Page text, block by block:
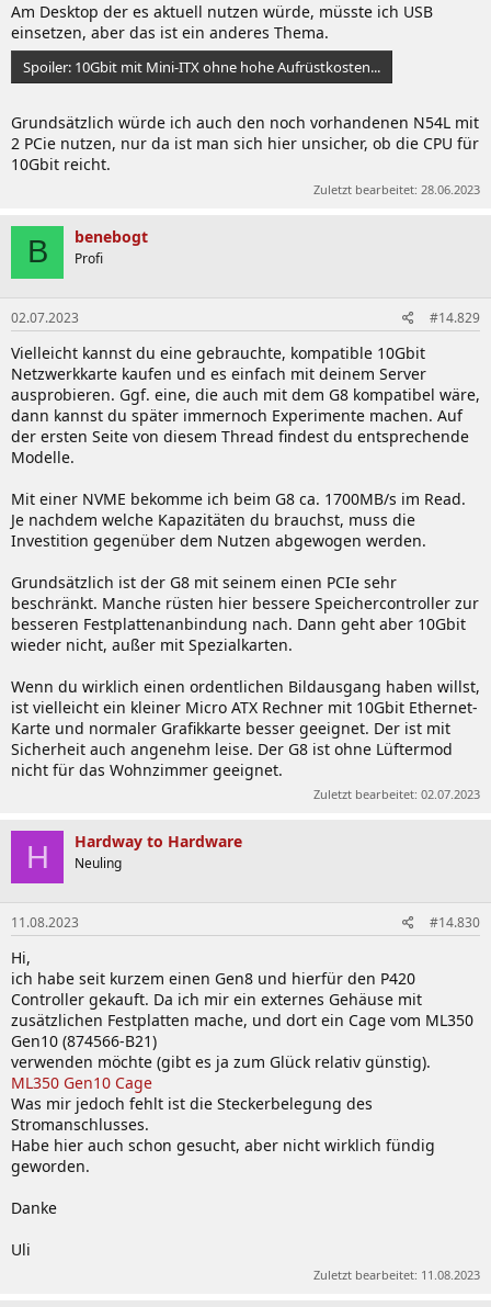
Am Desktop der es aktuell nutzen würde, müsste ich USB
einsetzen, aber das ist ein anderes Thema.
Spoiler: 10Gbit mit Mini-ITX ohne hohe Aufrüstkosten...
Grundsätzlich würde ich auch den noch vorhandenen N54L mit
2 PCie nutzen, nur da ist man sich hier unsicher, ob die CPU für
10Gbit reicht.
Zuletzt bearbeitet: 28.06.2023
B benebogt
Profi
02.07.2023 #14.829
Vielleicht kannst du eine gebrauchte, kompatible 10Gbit
Netzwerkkarte kaufen und es einfach mit deinem Server
ausprobieren. Ggf. eine, die auch mit dem G8 kompatibel wäre,
dann kannst du später immernoch Experimente machen. Auf
der ersten Seite von diesem Thread findest du entsprechende
Modelle.
Mit einer NVME bekomme ich beim G8 ca. 1700MB/s im Read.
Je nachdem welche Kapazitäten du brauchst, muss die
Investition gegenüber dem Nutzen abgewogen werden.
Grundsätzlich ist der G8 mit seinem einen PCIe sehr
beschränkt. Manche rüsten hier bessere Speichercontroller zur
besseren Festplattenanbindung nach. Dann geht aber 10Gbit
wieder nicht, außer mit Spezialkarten.
Wenn du wirklich einen ordentlichen Bildausgang haben willst,
ist vielleicht ein kleiner Micro ATX Rechner mit 10Gbit Ethernet-
Karte und normaler Grafikkarte besser geeignet. Der ist mit
Sicherheit auch angenehm leise. Der G8 ist ohne Lüftermod
nicht für das Wohnzimmer geeignet.
Zuletzt bearbeitet: 02.07.2023
H Hardway to Hardware
Neuling
11.08.2023 #14.830
Hi,
ich habe seit kurzem einen Gen8 und hierfür den P420
Controller gekauft. Da ich mir ein externes Gehäuse mit
zusätzlichen Festplatten mache, und dort ein Cage vom ML350
Gen10 (874566-B21)
verwenden möchte (gibt es ja zum Glück relativ günstig).
ML350 Gen10 Cage
Was mir jedoch fehlt ist die Steckerbelegung des
Stromanschlusses.
Habe hier auch schon gesucht, aber nicht wirklich fündig
geworden.
Danke
Uli
Zuletzt bearbeitet: 11.08.2023